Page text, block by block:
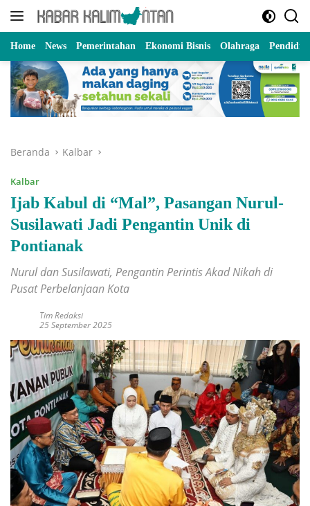
Langsung
Home News Pemerintahan Ekonomi Bisnis Olahraga
Beranda Kalbar
Kalbar
Ijab Kabul di “Mal”, Pasangan Nurul-
Susilawati Jadi Pengantin Unik di
Pontianak
Nurul dan Susilawati, Pengantin Perintis Akad Nikah di
Pusat Perbelanjaan Kota
Tim Redaksi
25 September 2025